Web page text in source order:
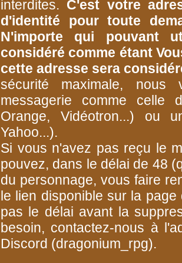
interdites. C'est votre
d'identité pour toute
N'importe qui pouvant
considéré comme étant
cette adresse sera
sécurité maximale, nous
messagerie comme celle
Orange, Vidéotron...) ou
Yahoo...).
Si vous n'avez pas reçu le
pouvez, dans le délai de 48
du personnage, vous faire
le lien disponible sur la
pas le délai avant la
besoin, contactez-nous à
Discord (dragonium_rpg).